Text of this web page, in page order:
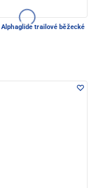
Alphaglide trailové běžecké